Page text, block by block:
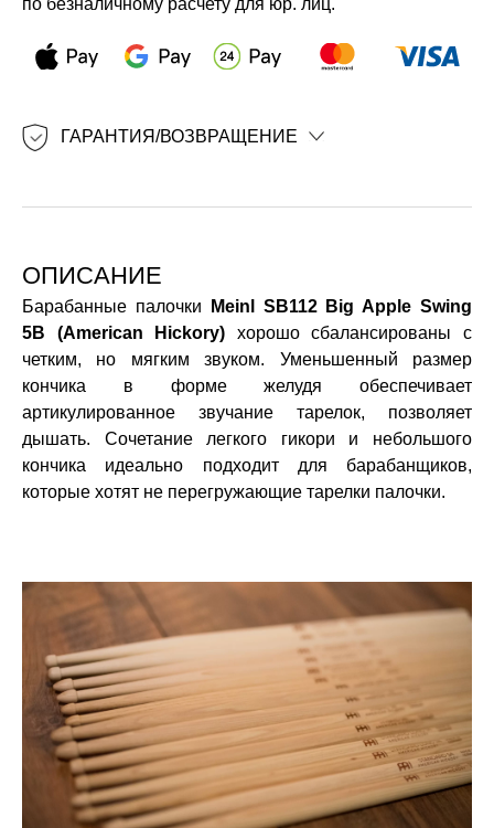
ГАРАНТИЯ/ВОЗВРАЩЕНИЕ
ОПИСАНИЕ
Барабанные палочки
Meinl SB112 Big Apple Swing
5B (American Hickory) хорошо сбалансированы с
четким, но мягким звуком. Уменьшенный размер
кончика в форме желудя обеспечивает
артикулированное звучание тарелок, позволяет
дышать. Сочетание легкого гикори и небольшого
кончика идеально подходит для барабанщиков,
которые хотят не перегружающие тарелки палочки.